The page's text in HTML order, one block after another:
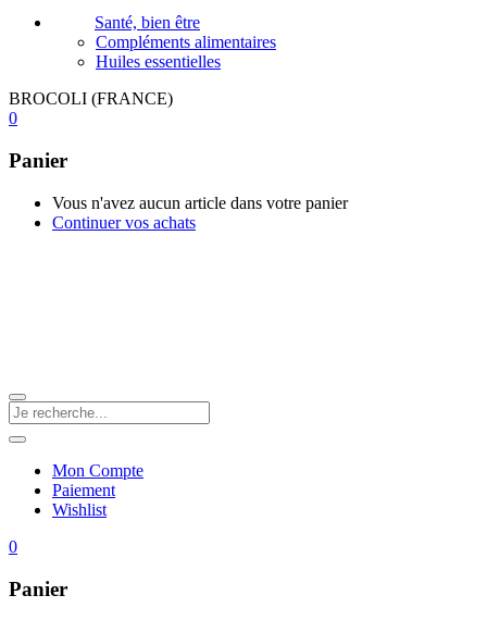
Santé, bien être
Compléments alimentaires
Huiles essentielles
BROCOLI (FRANCE)
0
Panier
Vous n'avez aucun article dans votre panier
Continuer vos achats
Mon Compte
Paiement
Wishlist
0
Panier